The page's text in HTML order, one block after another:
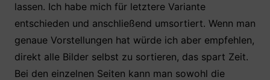
lassen. Ich habe mich für letztere Variante
entschieden und anschließend umsortiert. Wenn man
genaue Vorstellungen hat würde ich aber empfehlen,
direkt alle Bilder selbst zu sortieren, das spart Zeit.
Bei den einzelnen Seiten kann man sowohl die